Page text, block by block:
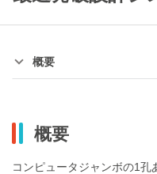
概要
概要
コンピュータジャンボの1